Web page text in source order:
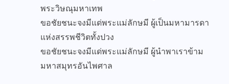
พระวิษณุมหาเทพ
ขอชัยชนะจงมีแด่พระแม่ลักษมี ผู้เป็นมหามารดา
แห่งสรรพชีวิตทั้งปวง
ขอชัยชนะจงมีแด่พระแม่ลักษมี ผู้นำพาเราข้าม
มหาสมุทรอันไพศาล